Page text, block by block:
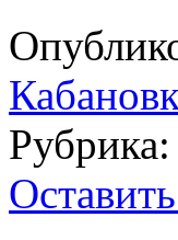
Рубрика: